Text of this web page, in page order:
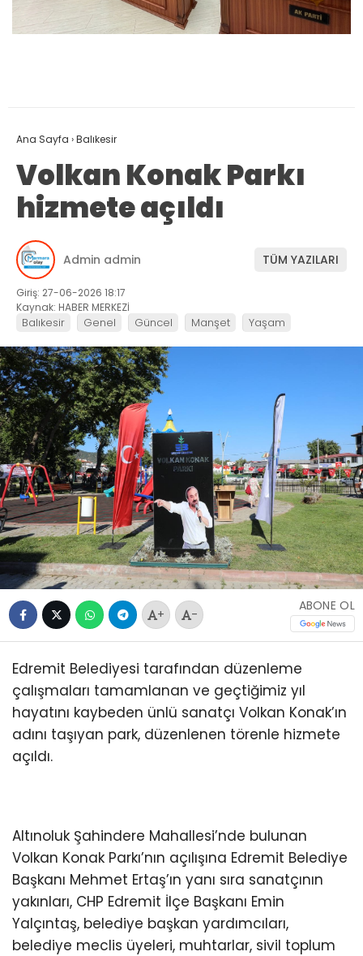
Ana Sayfa ›Balıkesir
Volkan Konak Parkı
hizmete açıldı
Admin admin TÜM YAZILARI
Giriş: 27-06-2026 18:17
Kaynak: HABER MERKEZİ
Balıkesir Genel Güncel Manşet Yaşam
+ -
ABONE OL
Edremit Belediyesi tarafından düzenleme
çalışmaları tamamlanan ve geçtiğimiz yıl
hayatını kaybeden ünlü sanatçı Volkan Konak’ın
adını taşıyan park, düzenlenen törenle hizmete
açıldı.
Altınoluk Şahindere Mahallesi’nde bulunan
Volkan Konak Parkı’nın açılışına Edremit Belediye
Başkanı Mehmet Ertaş’ın yanı sıra sanatçının
yakınları, CHP Edremit İlçe Başkanı Emin
Yalçıntaş, belediye başkan yardımcıları,
belediye meclis üyeleri, muhtarlar, sivil toplum